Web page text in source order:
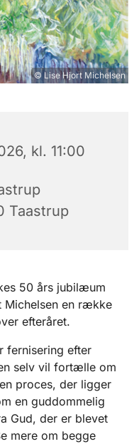
© Lise Hjort Michelsen
kl. 11:00
Taastrup
50 års jubilæum
Michelsen en række
efteråret.
fernisering efter
selv vil fortælle om
proces, der ligger
en guddommelig
Gud, der er blevet
mere om begge